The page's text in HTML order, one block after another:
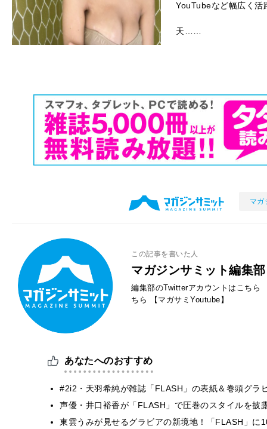
YouTubeなど幅広く活
天……
マガ
この記事を書いた人
マガジンサミット編集部
編集部のTwitterアカウントはこちら
ちら
【マガサミYoutube】
あなたへのおすすめ
#2i2・天羽希純が雑誌「FLASH」の表紙＆巻頭グラ
声優・井口裕香が「FLASH」で圧巻のスタイルを披
東雲うみが見せるグラビアの新境地！「FLASH」に